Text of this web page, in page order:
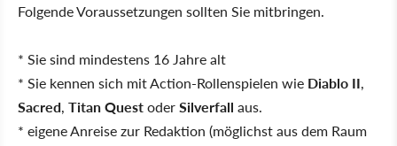
Folgende Voraussetzungen sollten Sie mitbringen.
* Sie sind mindestens 16 Jahre alt
* Sie kennen sich mit Action-Rollenspielen wie Diablo II,
Sacred, Titan QuestoderSilverfall aus.
* eigene Anreise zur Redaktion (möglichst aus dem Raum